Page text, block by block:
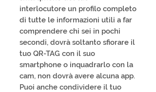
interlocutore un profilo completo
di tutte le informazioni utili a far
comprendere chi sei in pochi
secondi, dovrà soltanto sfiorare il
tuo QR-TAG con il suo
smartphone o inquadrarlo con la
cam, non dovrà avere alcuna app.
Puoi anche condividere il tuo